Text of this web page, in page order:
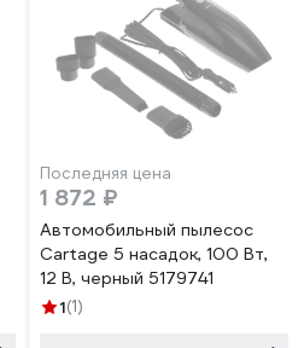
Последняя цена
1 872 ₽
Автомобильный пылесос
Cartage 5 насадок, 100 Вт,
12 В, черный 5179741
1(1)